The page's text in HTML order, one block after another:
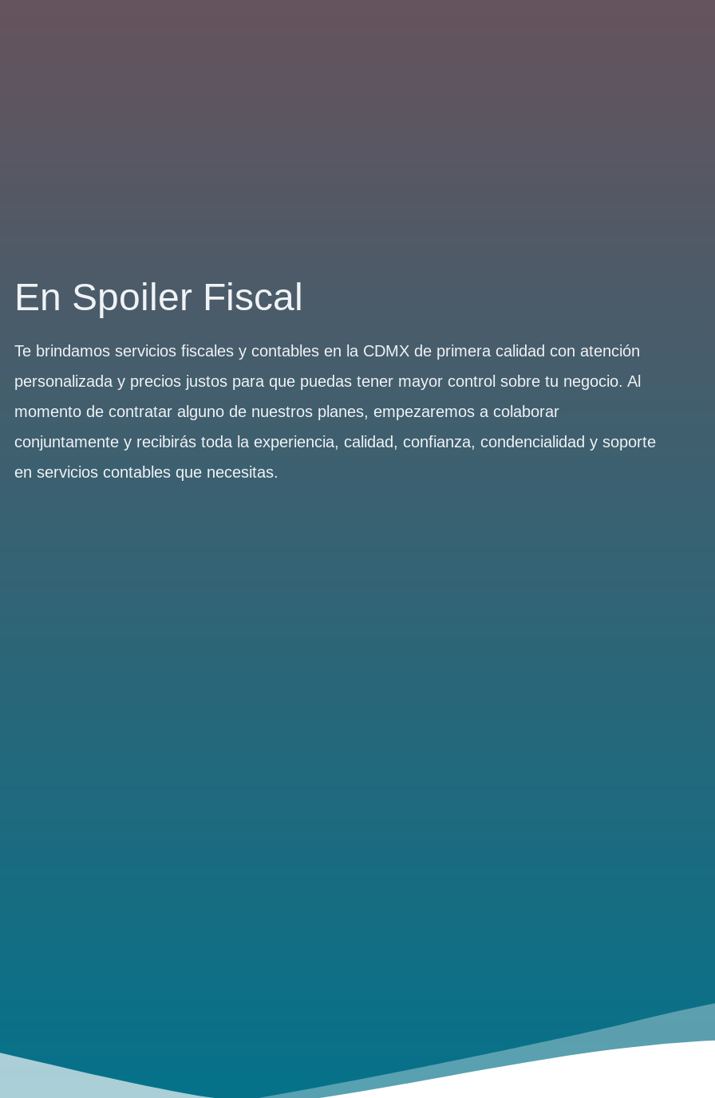
En Spoiler Fiscal
Te brindamos servicios fiscales y contables en la CDMX de primera calidad con atención
personalizada y precios justos para que puedas tener mayor control sobre tu negocio. Al
momento de contratar alguno de nuestros planes, empezaremos a colaborar
conjuntamente y recibirás toda la experiencia, calidad, confianza, condencialidad y soporte
en servicios contables que necesitas.